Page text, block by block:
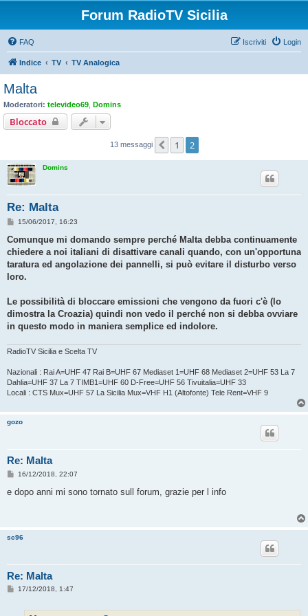
Forum RadioTV Sicilia
FAQ Login
Iscriviti
Indice TV TV Analogica
Malta
Moderatori: televideo69 Domins
Bloccato
13 messaggi Precedente
1 2
Domins
Re: Malta
M
s
a
g
i
15/06/2017, 16:23
Comunque mi domando sempre perché Malta debba continuamente
chiedere a noi italiani di disattivare canali quando, con un'opportuna
taratura ed angolazione dei pannelli, si può evitare il disturbo verso
loro.
Le possibilità di bloccare emissioni che vengono da fuori c'è (lo
dimostra la Croazia) quindi non vedo il perché non si debba ovviare
in questo modo in maniera semplice ed indolore.
RadioTV Sicilia e Scelta TV
Nazionali : Rai A=UHF 47 Rai B=UHF 67 Mediaset 1=UHF 68 Mediaset 2=UHF 53 La 7
Dahlia=UHF 37 La 7 TIMB1=UHF 60 D-Free=UHF 56 Tivuitalia=UHF 33
Locali : CTS Mux=UHF 57 La Sicilia Mux=VHF H1 (Altofonte) Tele Rent=VHF 9
gozo
Re: Malta
M
s
i
o
16/12/2018, 22:07
e dopo anni mi sono tornato sull forum, grazie per l info
sc96
Re: Malta
M
17/12/2018, 1:47